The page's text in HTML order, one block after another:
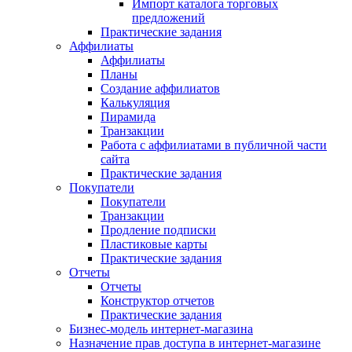
Импорт каталога торговых
предложений
Практические задания
Аффилиаты
Аффилиаты
Планы
Создание аффилиатов
Калькуляция
Пирамида
Транзакции
Работа с аффилиатами в публичной части
сайта
Практические задания
Покупатели
Покупатели
Транзакции
Продление подписки
Пластиковые карты
Практические задания
Отчеты
Отчеты
Конструктор отчетов
Практические задания
Бизнес-модель интернет-магазина
Назначение прав доступа в интернет-магазине